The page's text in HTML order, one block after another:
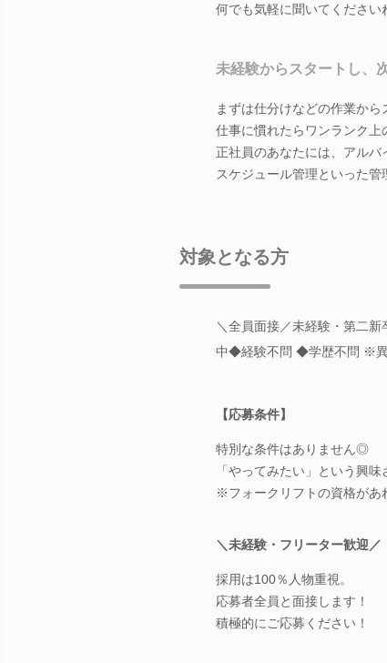
何でも気軽に聞いてください
未経験からスタートし、
まずは仕分けなどの作業から
仕事に慣れたらワンランク上
正社員のあなたには、アルバ
スケジュール管理といった管
対象となる方
＼全員面接／未経験・第二
中◆経験不問 ◆学歴不問 ※異
【応募条件】
特別な条件はありません◎
「やってみたい」という興味
※フォークリフトの資格があ
＼未経験・フリーター歓迎／
採用は100％人物重視。
応募者全員と面接します！
積極的にご応募ください！